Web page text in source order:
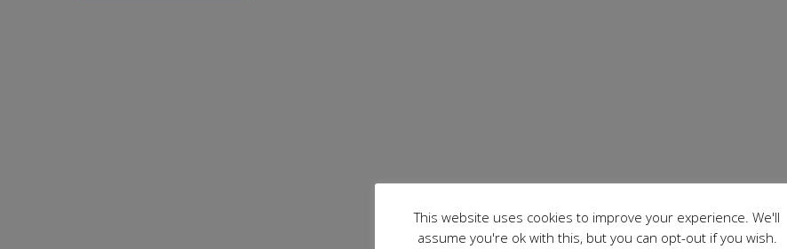
This website uses cookies to improve your experience. We'll
assume you're ok with this, but you can opt-out if you wish.